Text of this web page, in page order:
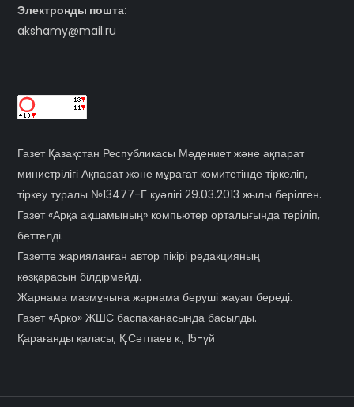
Электронды пошта:
akshamy@mail.ru
Газет Қазақстан Республикасы Мәдениет және ақпарат
министрілігі Ақпарат және мұрағат комитетінде тіркеліп,
тіркеу туралы №13477-Г куәлігі 29.03.2013 жылы берілген.
Газет «Арқа ақшамының» компьютер орталығында терiлiп,
беттелді.
Газетте жарияланған автор пікірі редакцияның
көзқарасын білдірмейді.
Жарнама мазмұнына жарнама беруші жауап береді.
Газет «Арко» ЖШС баспаханасында басылды.
Қарағанды қаласы, Қ.Сәтпаев к., 15-үй